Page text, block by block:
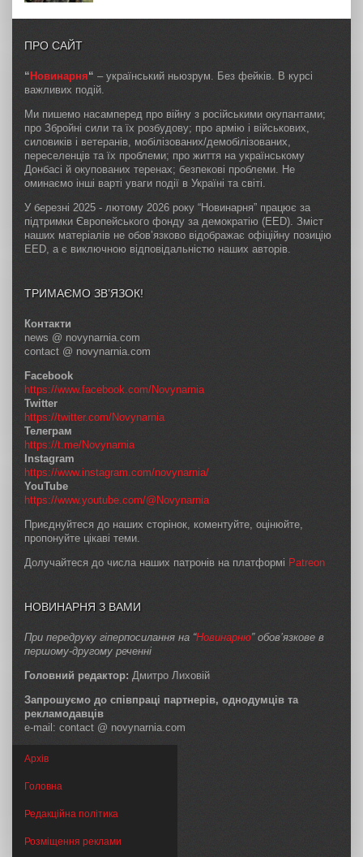
ПРО САЙТ
“Новинарня“ – український ньюзрум. Без фейків. В курсі
важливих подій.
Ми пишемо насамперед про війну з російськими окупантами;
про Збройні сили та їх розбудову; про армію і військових,
силовиків і ветеранів, мобілізованих/демобілізованих,
переселенців та їх проблеми; про життя на українському
Донбасі й окупованих теренах; безпекові проблеми. Не
оминаємо інші варті уваги події в Україні та світі.
У березні 2025 - лютому 2026 року “Новинарня” працює за
підтримки Європейського фонду за демократію (EED). Зміст
наших матеріалів не обов’язково відображає офіційну позицію
EED, а є виключною відповідальністю наших авторів.
ТРИМАЄМО ЗВ’ЯЗОК!
Контакти
news @ novynarnia.com
contact @ novynarnia.com
Facebook
https://www.facebook.com/Novynarnia
Twitter
https://twitter.com/Novynarnia
Телеграм
https://t.me/Novynarnia
Instagram
https://www.instagram.com/novynarnia/
YouTube
https://www.youtube.com/@Novynarnia
Приєднуйтеся до наших сторінок, коментуйте, оцінюйте,
пропонуйте цікаві теми.
Долучайтеся до числа наших патронів на платформі Patreon
НОВИНАРНЯ З ВАМИ
При передруку гіперпосилання на “Новинарню” обов’язкове в
першому-другому реченні
Головний редактор: Дмитро Лиховій
Запрошуємо до співпраці партнерів, однодумців та
рекламодавців
e-mail: contact @ novynarnia.com
Архів
Головна
Редакційна політика
Розміщення реклами